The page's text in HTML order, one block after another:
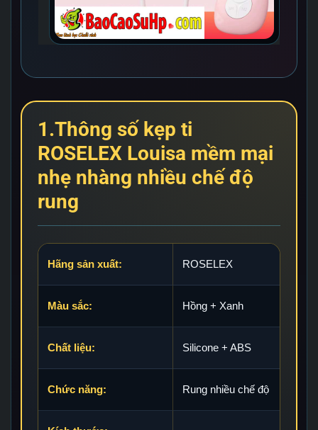
1.Thông số kẹp ti
ROSELEX Louisa mềm mại
nhẹ nhàng nhiều chế độ
rung
Hãng sản xuất: ROSELEX
Màu sắc: Hồng + Xanh
Chất liệu: Silicone + ABS
Chức năng: Rung nhiều chế độ